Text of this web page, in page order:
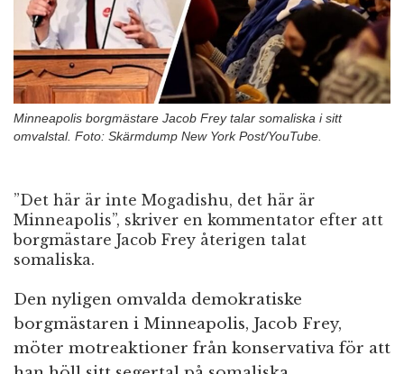
Minneapolis borgmästare Jacob Frey talar somaliska i sitt
omvalstal. Foto: Skärmdump New York Post/YouTube.
”Det här är inte Mogadishu, det här är
Minneapolis”, skriver en kommentator efter att
borgmästare Jacob Frey återigen talat
somaliska.
Den nyligen omvalda demokratiske
borgmästaren i Minneapolis, Jacob Frey,
möter motreaktioner från konservativa för att